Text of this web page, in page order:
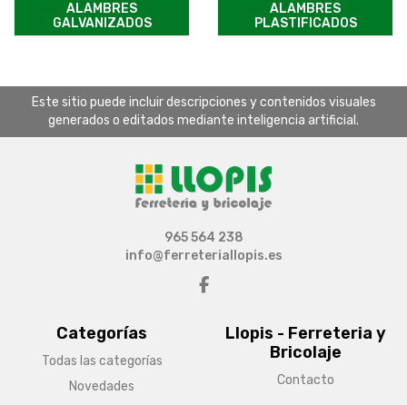
ALAMBRES
GALVANIZADOS
ALAMBRES
PLASTIFICADOS
Este sitio puede incluir descripciones y contenidos visuales
generados o editados mediante inteligencia artificial.
Categorías
Todas las categorías
Novedades
Llopis - Ferreteria y
Bricolaje
Contacto
965 564 238
info@ferreteriallopis.es